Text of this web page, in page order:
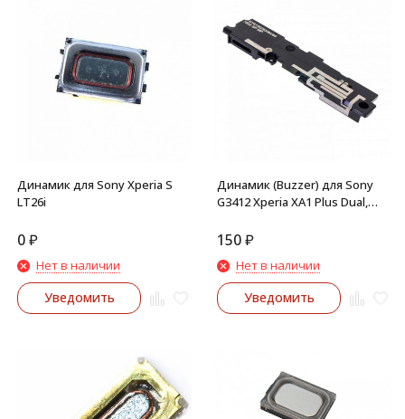
Динамик для Sony Xperia S
LT26i
0₽
Нет в наличии
Уведомить
Динамик (Buzzer) для Sony
G3412 Xperia XA1 Plus Dual,
150₽
Нет в наличии
Уведомить